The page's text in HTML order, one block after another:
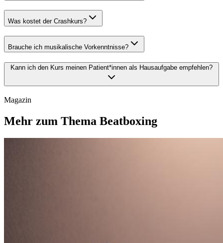
Was kostet der Crashkurs?
Brauche ich musikalische Vorkenntnisse?
Kann ich den Kurs meinen Patient*innen als Hausaufgabe empfehlen?
Magazin
Mehr zum Thema Beatboxing